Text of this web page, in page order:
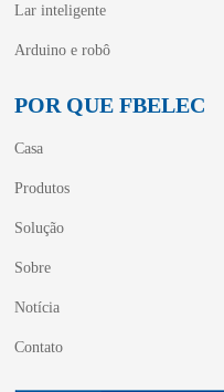
Lar inteligente
Arduino e robô
POR QUE FBELEC
Casa
Produtos
Solução
Sobre
Notícia
Contato